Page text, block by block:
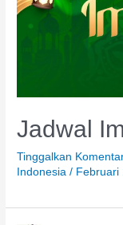
Jadwal
Tinggalkan
Indonesia/ Februari